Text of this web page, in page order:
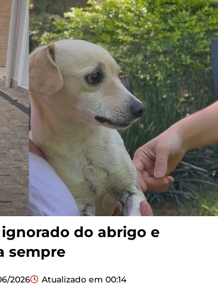
do abrigo e
sempre
2026 Atualizado em 00:14